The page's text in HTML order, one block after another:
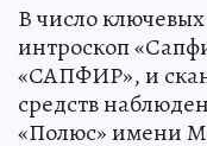
В число
интроскоп
«САПФИР», и
средств
«Полюс» имени